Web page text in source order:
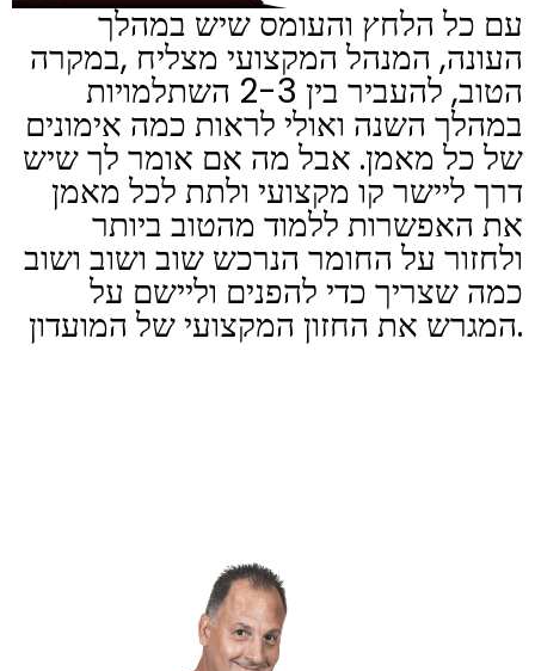
עם כל הלחץ והעומס שיש במהלך
העונה, המנהל המקצועי מצליח ,במקרה
הטוב, להעביר בין 2-3 השתלמויות
במהלך השנה ואולי לראות כמה אימונים
של כל מאמן. אבל מה אם אומר לך שיש
דרך ליישר קו מקצועי ולתת לכל מאמן
את האפשרות ללמוד מהטוב ביותר
ולחזור על החומר הנרכש שוב ושוב ושוב
כמה שצריך כדי להפנים וליישם על
המגרש את החזון המקצועי של המועדון.